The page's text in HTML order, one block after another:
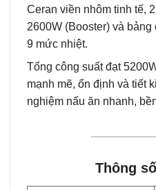
Ceran viền nhôm tinh tế,
2600W (Booster) và
9 mức nhiệt.
Tổng công suất đạt
mạnh mẽ, ổn định và tiết
nghiệm nấu ăn nhanh,
Thông